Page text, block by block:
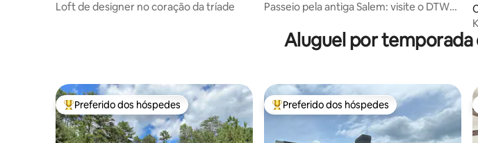
Loft de designer no coração da tríade
m
Passeio pela antiga Salem: visite o DTWS
Aluguel por temporada
Entre os melhores preferidos dos hóspedes
Preferido dos hóspedes Entre os melhores preferidos dos hóspedes
Preferido dos hóspedes